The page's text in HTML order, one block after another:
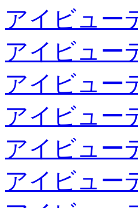
アイビュー
アイビュー
アイビュー
アイビュー
アイビュー
アイビュー